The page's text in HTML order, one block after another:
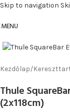
Skip to navigation
MENU
Kezdőlap/
Thule
(2x118cm)